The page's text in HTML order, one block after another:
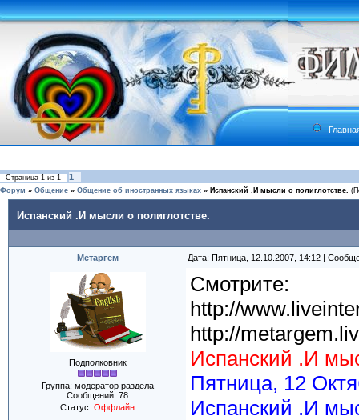
Страница 1 из 1 1
Форум » Общение » Общение об иностранных языках » Испанский .И мысли о полиглотстве.
Испанский .И мысли о полиглотстве.
Метаргем Дата: Пятница, 12.10.2007, 14:12 |
Подполковник
Группа: модератор раздела
Сообщений: 78
Статус: Оффлайн
Смотрите:
http://
http://
Испанский .И
Пятница, 12
Испанский .И